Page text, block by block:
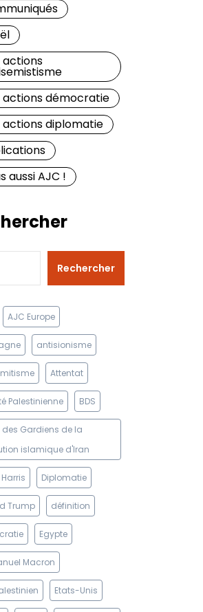
actions
actions démocratie
actions diplomatie
aussi AJC !
Rechercher
AJC Europe
antisionisme
Attentat
Palestinienne BDS
des Gardiens de la
islamique d'Iran
Diplomatie
Trump définition
Egypte
Macron
Etats-Unis